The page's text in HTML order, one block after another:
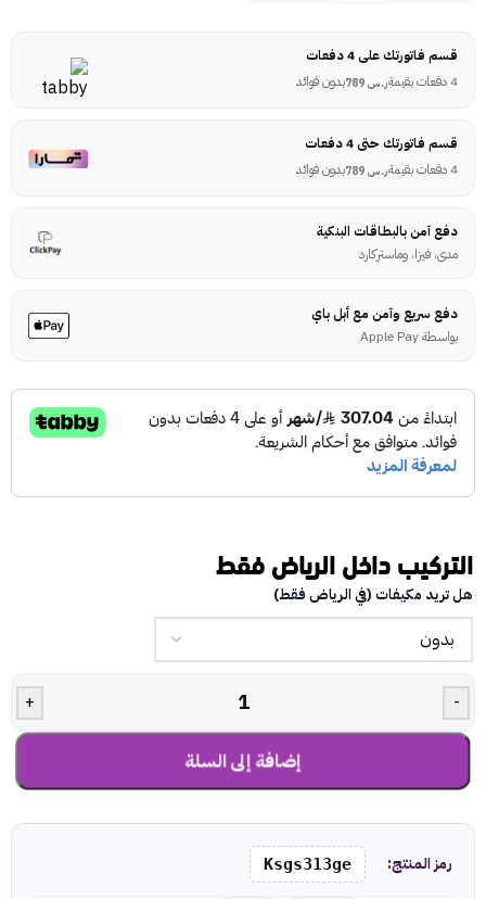
قسم فاتورتك على 4 دفعات
4 دفعات بقيمة
ر.س بدون فوائد
قسم فاتورتك حتى 4 دفعات
4 دفعات بقيمة
ر.س بدون فوائد
دفع آمن بالبطاقات البنكية
مدى، فيزا، وماستركارد
دفع سريع وآمن مع أبل باي
بواسطة Apple Pay
التركيب داخل الرياض فقط
هل تريد مكيفات (في الرياض فقط)
-
+
إضافة إلى السلة
رمز المنتج: Ksgs313ge